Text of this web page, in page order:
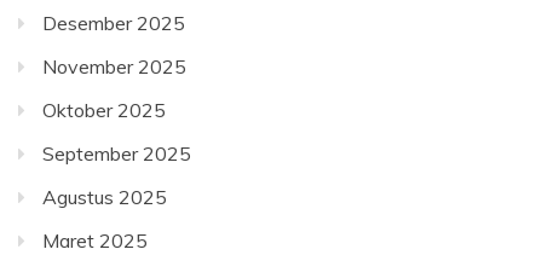
Desember 2025
November 2025
Oktober 2025
September 2025
Agustus 2025
Maret 2025